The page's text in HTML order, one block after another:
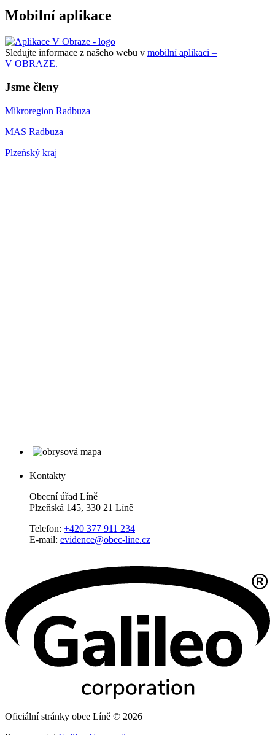
Mobilní aplikace
Sledujte informace z našeho webu v mobilní aplikaci –
V OBRAZE.
Jsme členy
Mikroregion Radbuza
MAS Radbuza
Plzeňský kraj
Kontakty
Obecní úřad Líně
Plzeňská 145, 330 21 Líně
Telefon: +420 377 911 234
E-mail: evidence@obec-line.cz
Oficiální stránky obce Líně © 2026